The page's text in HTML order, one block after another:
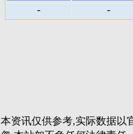
-
-
本资讯仅供参考,实际数据以